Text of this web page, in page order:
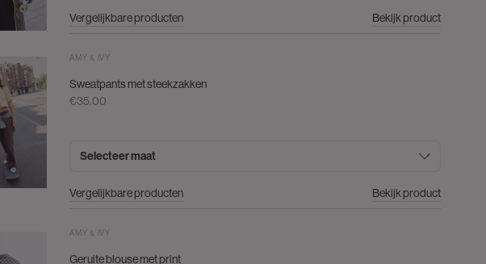
Vergelijkbare producten Bekijk product
AMY & IVY
Sweatpants met steekzakken
€35.00
Selecteer maat
Vergelijkbare producten Bekijk product
AMY & IVY
Geruite blouse met print